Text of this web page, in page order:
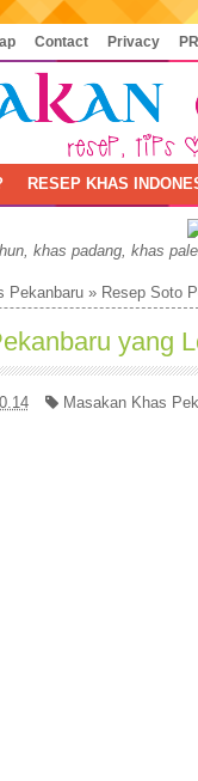
Contact Privacy
RESEP KHAS
khas padang, khas
Pekanbaru» Resep Soto
yang
Masakan Khas